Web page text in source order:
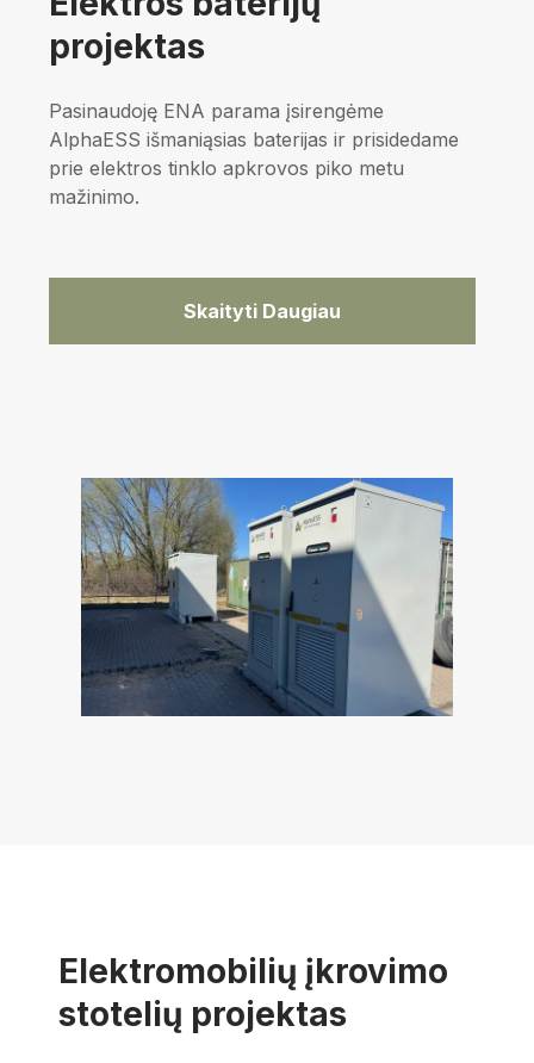
projektas
Pasinaudoję ENA parama įsirengėme
AlphaESS išmaniąsias baterijas ir prisidedame
prie elektros tinklo apkrovos piko metu
mažinimo.
Skaityti Daugiau
Elektromobilių įkrovimo
stotelių projektas